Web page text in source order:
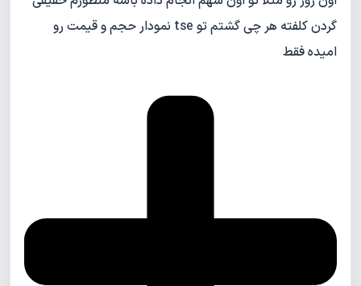
گردن کلفته هر چی گشتم تو tse نمودار حجم و قیمت رو
امیده فقط